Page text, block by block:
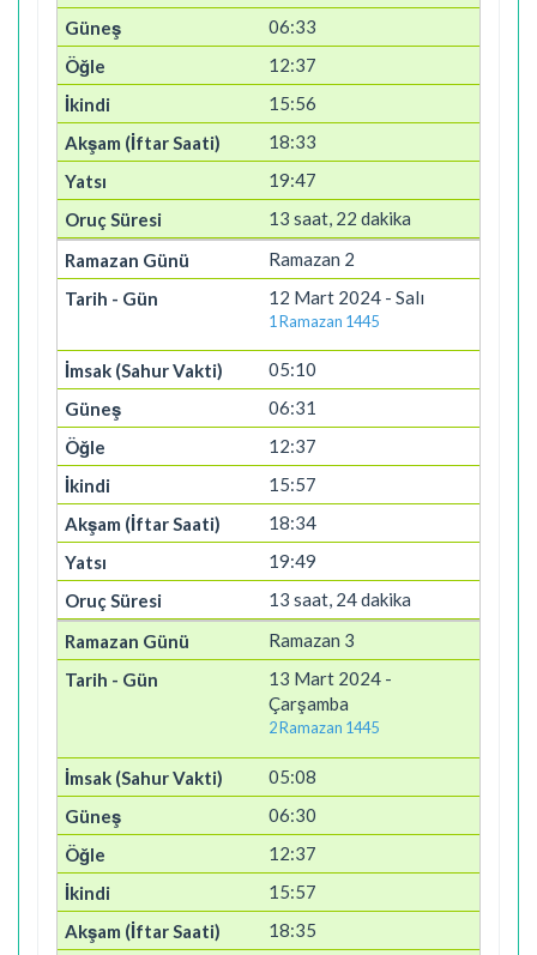
06:33
12:37
15:56
18:33
19:47
13 saat, 22 dakika
Ramazan 2
12 Mart 2024 - Salı
1 Ramazan 1445
05:10
06:31
12:37
15:57
18:34
19:49
13 saat, 24 dakika
Ramazan 3
13 Mart 2024 -
Çarşamba
2 Ramazan 1445
05:08
06:30
12:37
15:57
18:35